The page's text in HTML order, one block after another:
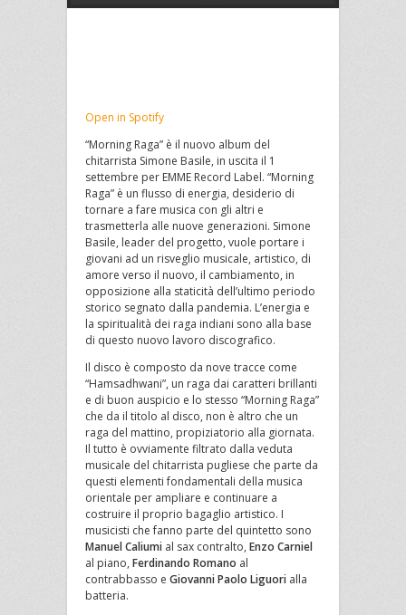
Open in Spotify
“Morning Raga” è il nuovo album del
chitarrista Simone Basile, in uscita il 1
settembre per EMME Record Label. “Morning
Raga” è un flusso di energia, desiderio di
tornare a fare musica con gli altri e
trasmetterla alle nuove generazioni. Simone
Basile, leader del progetto, vuole portare i
giovani ad un risveglio musicale, artistico, di
amore verso il nuovo, il cambiamento, in
opposizione alla staticità dell’ultimo periodo
storico segnato dalla pandemia. L’energia e
la spiritualità dei raga indiani sono alla base
di questo nuovo lavoro discografico.
Il disco è composto da nove tracce come
“Hamsadhwani”, un raga dai caratteri brillanti
e di buon auspicio e lo stesso “Morning Raga”
che da il titolo al disco, non è altro che un
raga del mattino, propiziatorio alla giornata.
Il tutto è ovviamente filtrato dalla veduta
musicale del chitarrista pugliese che parte da
questi elementi fondamentali della musica
orientale per ampliare e continuare a
costruire il proprio bagaglio artistico. I
musicisti che fanno parte del quintetto sono
Manuel Caliumi al sax contralto, Enzo Carniel
al piano, Ferdinando Romano al
contrabbasso e Giovanni Paolo Liguori alla
batteria.